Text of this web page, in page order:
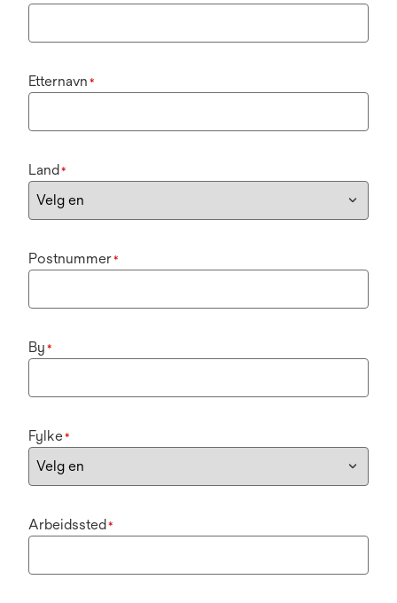
Etternavn *
Land*
Postnummer*
By *
Fylke*
Arbeidssted*